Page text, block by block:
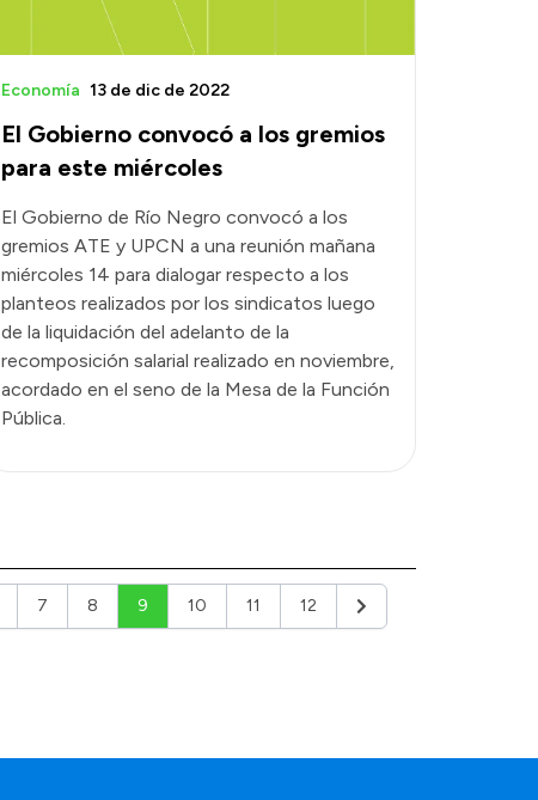
El Gobierno convocó a los gremios
para este miércoles
Economía 13 de dic de 2022
El Gobierno de Río Negro convocó a los
gremios ATE y UPCN a una reunión mañana
miércoles 14 para dialogar respecto a los
planteos realizados por los sindicatos luego
de la liquidación del adelanto de la
recomposición salarial realizado en noviembre,
acordado en el seno de la Mesa de la Función
Pública.
7 8 9 10 11 12 Siguiente